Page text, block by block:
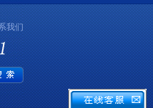
我们